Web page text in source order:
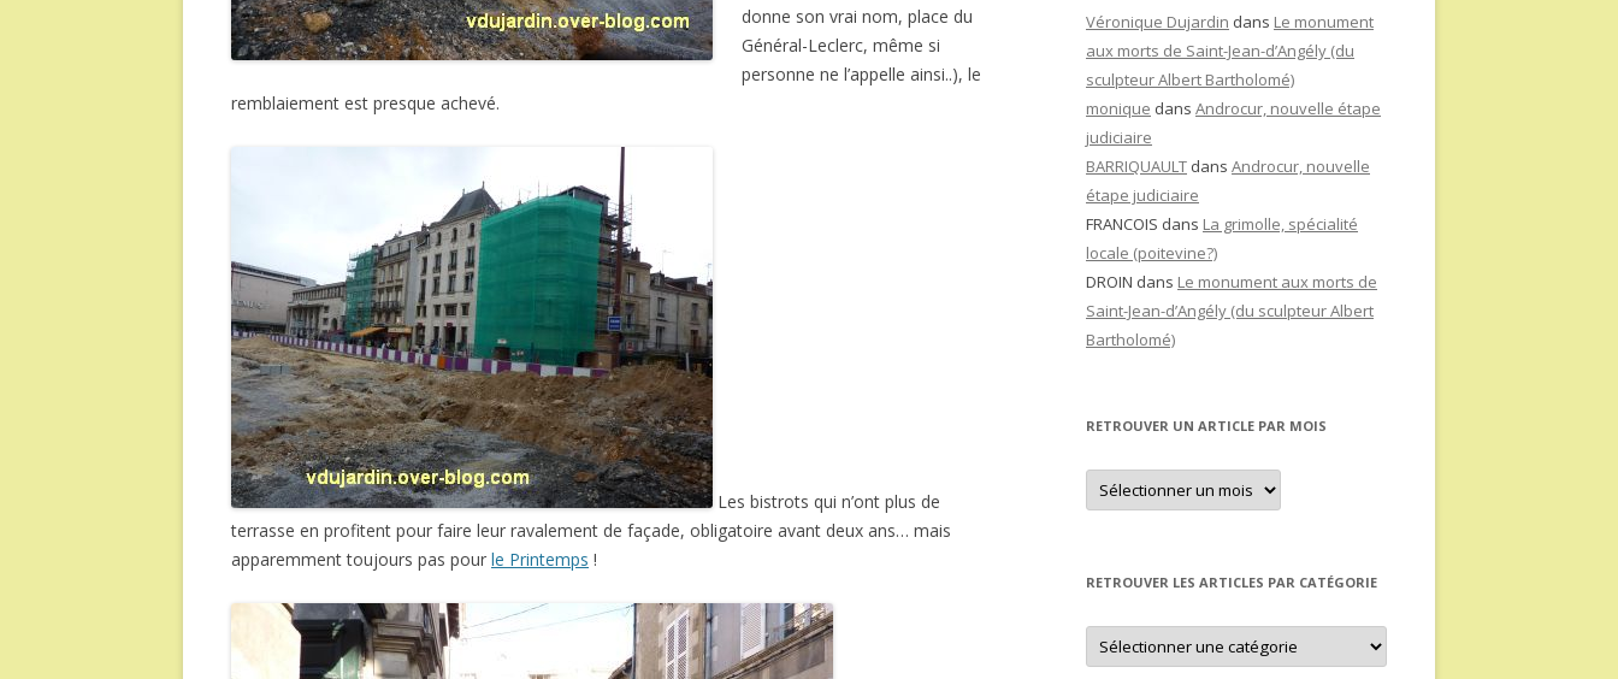
donne son vrai nom, place du
Général-Leclerc, même si
personne ne l’appelle ainsi..), le
remblaiement est presque achevé.
Les bistrots qui n’ont plus de
terrasse en profitent pour faire leur ravalement de façade, obligatoire avant deux ans… mais
apparemment toujours pas pour le Printemps !
Véronique Dujardin dans Le monument
aux morts de Saint-Jean-d’Angély (du
sculpteur Albert Bartholomé)
monique dans Androcur, nouvelle étape
judiciaire
BARRIQUAULT dans Androcur, nouvelle
étape judiciaire
FRANCOIS dans La grimolle, spécialité
locale (poitevine?)
DROIN dans Le monument aux morts de
Saint-Jean-d’Angély (du sculpteur Albert
Bartholomé)
RETROUVER UN ARTICLE PAR MOIS
Retrouver
un
article
RETROUVER LES ARTICLES PAR CATÉGORIE
Retrouver
les
articles